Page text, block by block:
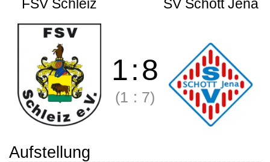
FSV Schleiz SV Schott Jena
1:8
(1 : 7)
Aufstellung